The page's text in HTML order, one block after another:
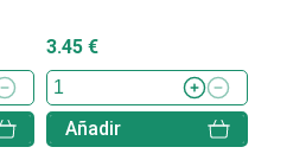
3.45 €
Añadir